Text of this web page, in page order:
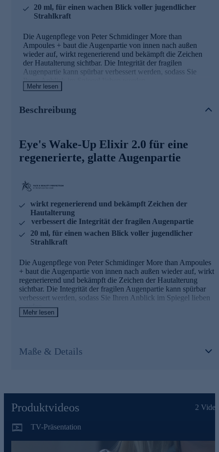
20 ml, für einen wachen Blick voller jugendlicher
Strahlkraft
Die Augenpflege von Peter Schmidinger More than
Ampoules + baut die Augenpartie von innen nach außen
wieder auf, wirkt regenerierend und bekämpft die Zeichen
der Hautalterung sichtbar. Die Integrität der fragilen
Augenpartie kann spürbar verbessert werden, sodass Sie
Ihren Anblick im Spiegel lieben werden.
Molekülen aus der Tiefe des Atlantiks
Kann sichtbar die Augenkontur auf mehreren Ebenen
verjüngern
NEW - ANGEL-EYE
weiblichen Ginseng
Stärkt spürbar die extrazelluläre Matrix und die
Hautbarriere
Stärkt die Kapillaren und verbessert die Mikrozirkulation
sichtbar
Hochmolekulare & hydrophile Polysaccharide aus
Rotalgen
Reduziert merklich feine Linien und Fältchen
Bequem online bestellen, ausprobieren und begeistert
sein.
Mehr lesen
Beschreibung
Eye's Wake-Up Elixir 2.0 für eine
regenerierte, glatte Augenpartie
wirkt regenerierend und bekämpft Zeichen der
Hautalterung
verbessert die Integrität der fragilen Augenpartie
20 ml, für einen wachen Blick voller jugendlicher
Strahlkraft
Die Augenpflege von Peter Schmidinger More than Ampoules
+ baut die Augenpartie von innen nach außen wieder auf, wirkt
regenerierend und bekämpft die Zeichen der Hautalterung
sichtbar. Die Integrität der fragilen Augenpartie kann spürbar
verbessert werden, sodass Sie Ihren Anblick im Spiegel lieben
werden.
NEW - ANGEL-EYE
Ginseng
Stärkt spürbar die extrazelluläre Matrix und die
Mehr lesen
Maße & Details
Produktvideos 2
TV-Präsentation